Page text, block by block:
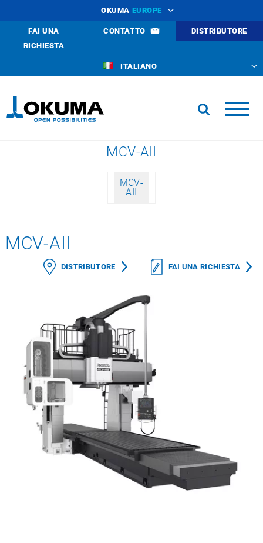
OKUMA EUROPE
FAI UNA
RICHIESTA
CONTATTO DISTRIBUTORE
ITALIANO
MCV-AII
MCV-
AII
MCV-AII
DISTRIBUTORE FAI UNA RICHIESTA